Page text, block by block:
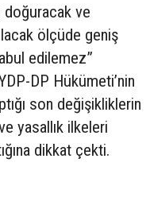
doğuracak ve
ölçüde geniş
edilemez”
DP Hükümeti’nin
son değişikliklerin
yasallık ilkeleri
dikkat çekti.